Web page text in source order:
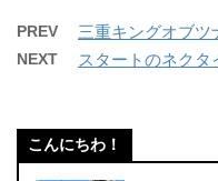
PREV 三重キングオブツ
NEXT スタートのネクタ
こんにちわ！